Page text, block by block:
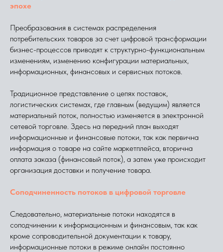
эпохе
Преобразования в системах распределения
потребительских товаров за счет цифровой трансформации
бизнес-процессов приводят к структурно-функциональным
изменениям, изменению конфигурации материальных,
информационных, финансовых и сервисных потоков.
Традиционное представление о цепях поставок,
логистических системах, где главным (ведущим) является
материальный поток, полностью изменяется в электронной
сетевой торговле. Здесь на передний план выходят
информационные и финансовые потоки, так как первична
информация о товаре на сайте маркетплейса, вторична
оплата заказа (финансовый поток), а затем уже происходит
организация доставки и получение товара.
Соподчиненность потоков в цифровой торговле
Следовательно, материальные потоки находятся в
соподчинении к информационным и финансовым, так как
кроме сопроводительной документации к товару,
информационные потоки в режиме онлайн постоянно